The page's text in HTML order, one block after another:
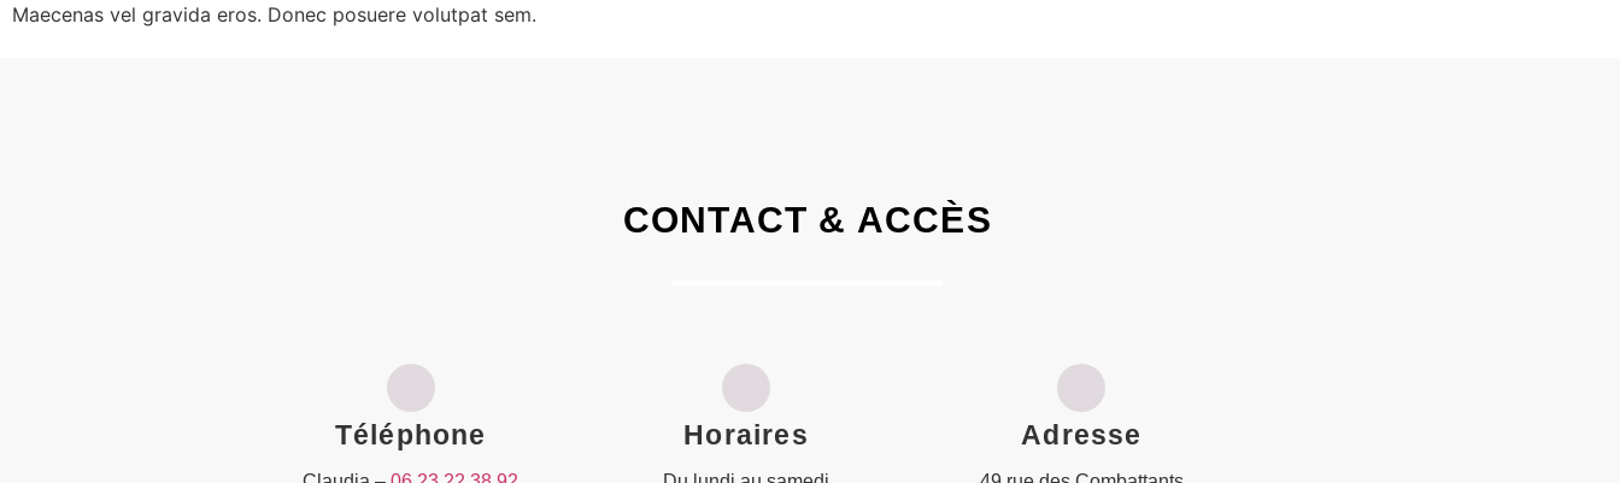
Maecenas vel gravida eros. Donec posuere volutpat sem.
CONTACT & ACCÈS
Téléphone Horaires Adresse